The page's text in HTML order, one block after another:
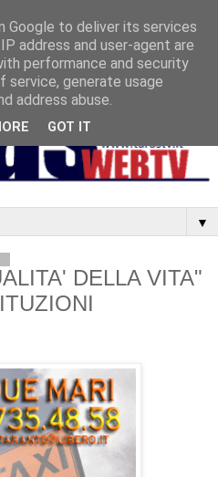
▼
DELLA VITA"
Google to deliver its services
address and user-agent are
performance and security
generate usage
address abuse.
GOT IT